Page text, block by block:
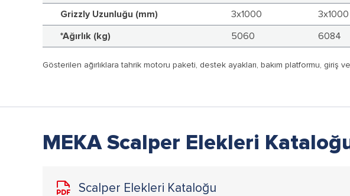
Grizzly Uzunluğu (mm)
3x1000 3x1000
*Ağırlık (kg)
5060 6084
Gösterilen ağırlıklara tahrik motoru paketi, destek ayakları, bakım platformu, giriş
MEKA Scalper Elekleri
Scalper Elekleri Kataloğu